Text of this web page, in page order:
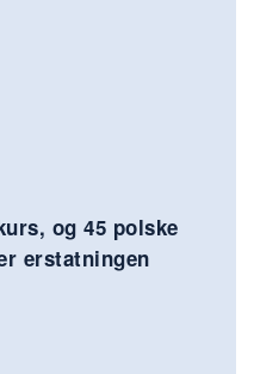
og 45 polske
erstatningen